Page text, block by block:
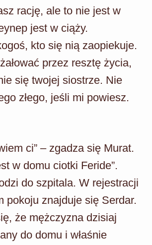
rację, ale to nie jest w
jest w ciąży.
kto się nią zaopiekuje.
przez resztę życia,
się twojej siostrze. Nie
złego, jeśli mi powiesz.
ci” – zgadza się Murat.
w domu ciotki Feride”.
do szpitala. W rejestracji
pokoju znajduje się Serdar.
że mężczyzna dzisiaj
do domu i właśnie